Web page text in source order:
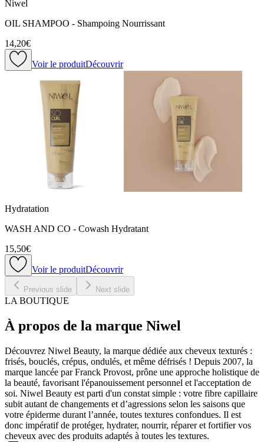
Niwel
OIL SHAMPOO - Shampoing Nourrissant
14,20€
Voir le produitDécouvrir
Hydratation
WASH AND CO - Cowash Hydratant
15,50€
Voir le produitDécouvrir
Previous slide Next slide
LA BOUTIQUE
À propos de la marque Niwel
Découvrez Niwel Beauty, la marque dédiée aux cheveux texturés :
frisés, bouclés, crépus, ondulés, et même défrisés ! Depuis 2007, la
marque lancée par Franck Provost, prône une approche holistique de
la beauté, favorisant l'épanouissement personnel et l'acceptation de
soi. Niwel Beauty est parti d'un constat simple : votre fibre capillaire
subit autant de changements et d’agressions selon les saisons que
votre épiderme durant l’année, toutes textures confondues. Il est
donc impératif de protéger, hydrater, nourrir, réparer et fortifier vos
cheveux avec des produits adaptés à toutes les textures.